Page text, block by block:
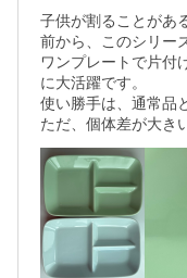
子供が割ることがあ
前から、このシリー
ワンプレートで片付
に大活躍です。
使い勝手は、通常品
ただ、個体差が大き
かいましたが、通常
れば、B級品だよね
でも、値段を考えれ
ったら通常品でも割
ただ、いずれにして
います。お店や、見
と思いますけどね。